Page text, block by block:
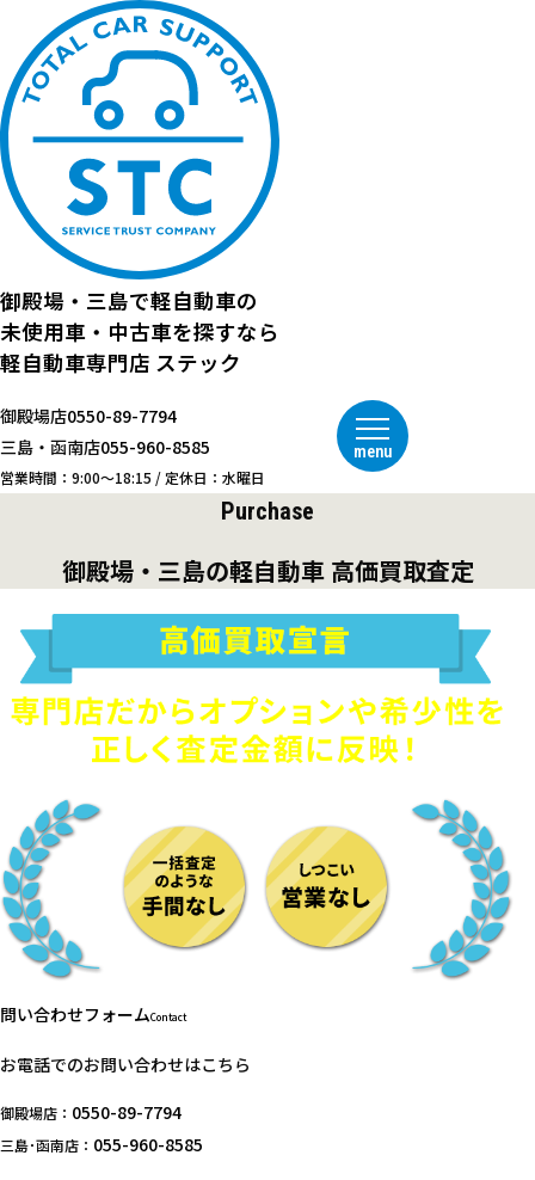
御殿場・三島で軽自動車の
未使用車・中古車を探すなら
軽自動車専門店 ステック
御殿場店0550-89-7794
三島・函南店055-960-8585
営業時間：9:00～18:15 / 定休日：水曜日
menu
御殿場・三島の軽自動車 高価買取査定
Purchase
問い合わせフォームContact
お電話でのお問い合わせはこちら
御殿場店： 0550-89-7794
三島･函南店： 055-960-8585